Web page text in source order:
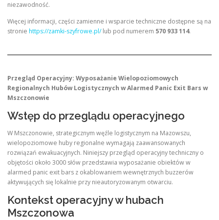
niezawodność.
Więcej informacji, części zamienne i wsparcie techniczne dostępne są na
stronie https://zamki-szyfrowe.pl/lub pod numerem 570 933 114.
Przegląd Operacyjny: Wyposażanie Wielopoziomowych
Regionalnych Hubów Logistycznych w Alarmed Panic Exit Bars w
Mszczonowie
Wstęp do przeglądu operacyjnego
W Mszczonowie, strategicznym węźle logistycznym na Mazowszu,
wielopoziomowe huby regionalne wymagają zaawansowanych
rozwiązań ewakuacyjnych. Niniejszy przegląd operacyjny techniczny o
objętości około 3000 słów przedstawia wyposażanie obiektów w
alarmed panic exit bars z okablowaniem wewnętrznych buzzerów
aktywujących się lokalnie przy nieautoryzowanym otwarciu.
Kontekst operacyjny w hubach
Mszczonowa